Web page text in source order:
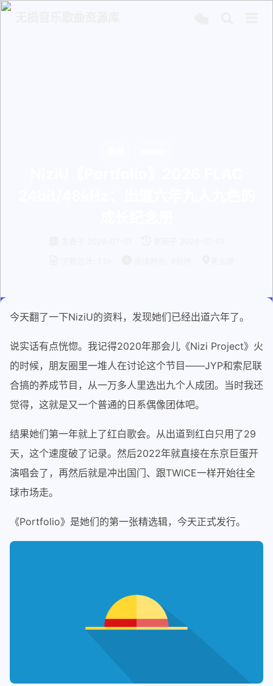
今天翻了一下NiziU的资料，发现她们已经出道六年了。
说实话有点恍惚。我记得2020年那会儿《Nizi Project》火
的时候，朋友圈里一堆人在讨论这个节目——JYP和索尼联
合搞的养成节目，从一万多人里选出九个人成团。当时我还
觉得，这就是又一个普通的日系偶像团体吧。
结果她们第一年就上了红白歌会。从出道到红白只用了29
天，这个速度破了记录。然后2022年就直接在东京巨蛋开
演唱会了，再然后就是冲出国门、跟TWICE一样开始往全
球市场走。
《Portfolio》是她们的第一张精选辑，今天正式发行。